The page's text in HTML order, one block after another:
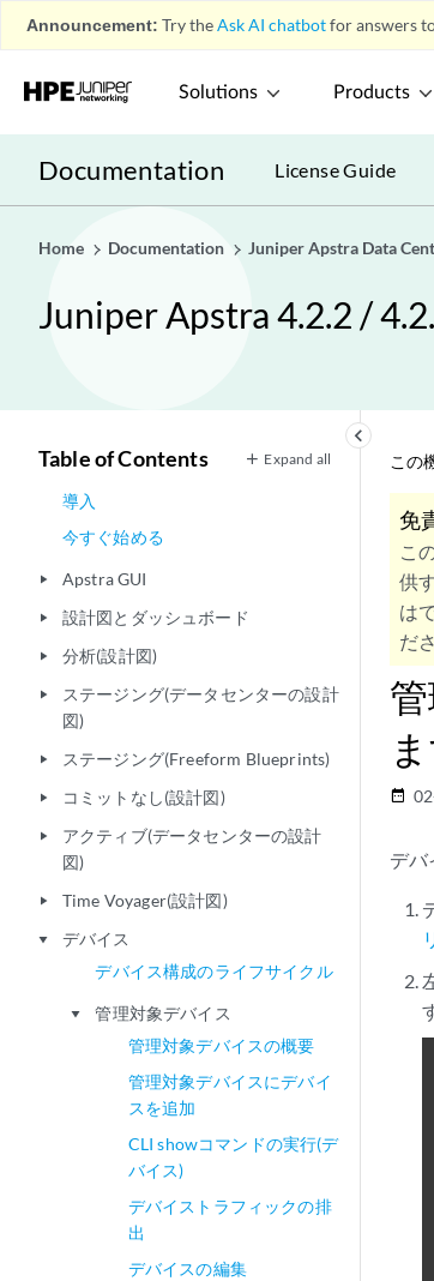
Announcement: Try theAsk AI chatbotfor answers
Solutions Products
Documentation License Guide
Home Documentation Juniper Apstra Data
Juniper Apstra 4.2.2 /
keyboard_arrow_left
Table of Contents Expand all
導入
今すぐ始める
play_arrow Apstra GUI
play_arrow 設計図とダッシュボード
play_arrow 分析(設計図)
play_arrow
ステージング(データセンターの設計
図)
play_arrow ステージング(Freeform Blueprints)
play_arrow コミットなし(設計図)
play_arrow
アクティブ(データセンターの設計
図)
play_arrow Time Voyager(設計図)
play_arrow
デバイス
デバイス構成のライフサイクル
play_arrow
管理対象デバイス
管理対象デバイスの概要
管理対象デバイスにデバイ
スを追加
CLI showコマンドの実行(デ
バイス)
デバイストラフィックの排
出
デバイスの編集
この
免
こ
供
は
だ
date_range
デバ